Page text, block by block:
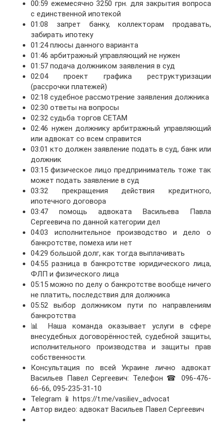
00:59 ежемесячно 3250 грн. для закрытия вопроса
с единственной ипотекой
01:08 запрет банку, коллекторам продавать,
забирать ипотеку
01:24 плюсы данного варианта
01:46 арбитражный управляющий не нужен
01:57 подача должником заявления в суд
02:04 проект графика реструктуризации
(рассрочки платежей)
02:18 судебное рассмотрение заявления должника
02:30 ответы на вопросы
02:32 судьба торгов СЕТАМ
02:46 нужен должнику арбитражный управляющий
или адвокат со всем справится
03:01 кто должен заявление подать в суд, банк или
должник
03:15 физическое лицо предприниматель тоже так
может подать заявление в суд
03:32 прекращения действия кредитного,
ипотечного договора
03:47 помощь адвоката Васильева Павла
Сергеевича по данной категории дел
04:03 исполнительное производство и дело о
банкротстве, помеха или нет
04:29 большой долг, как тогда выплачивать
04:55 разница в банкротстве юридического лица,
ФЛП и физического лица
05:15 можно по делу о банкротстве вообще ничего
не платить, последствия для должника
05:52 выбор должником пути по направлениям
банкротства
📊 Наша команда оказывает услуги в сфере
внесудебных договорённостей, судебной защиты,
исполнительного производства и защиты прав
собственности.
Консультация по всей Украине лично адвокат
Васильев Павел Сергеевич: Телефон ☎ 096-476-
66-66, 095-235-31-10
Telegram 📱 https://t.me/vasiliev_advocat
Автор видео: адвокат Васильев Павел Сергеевич